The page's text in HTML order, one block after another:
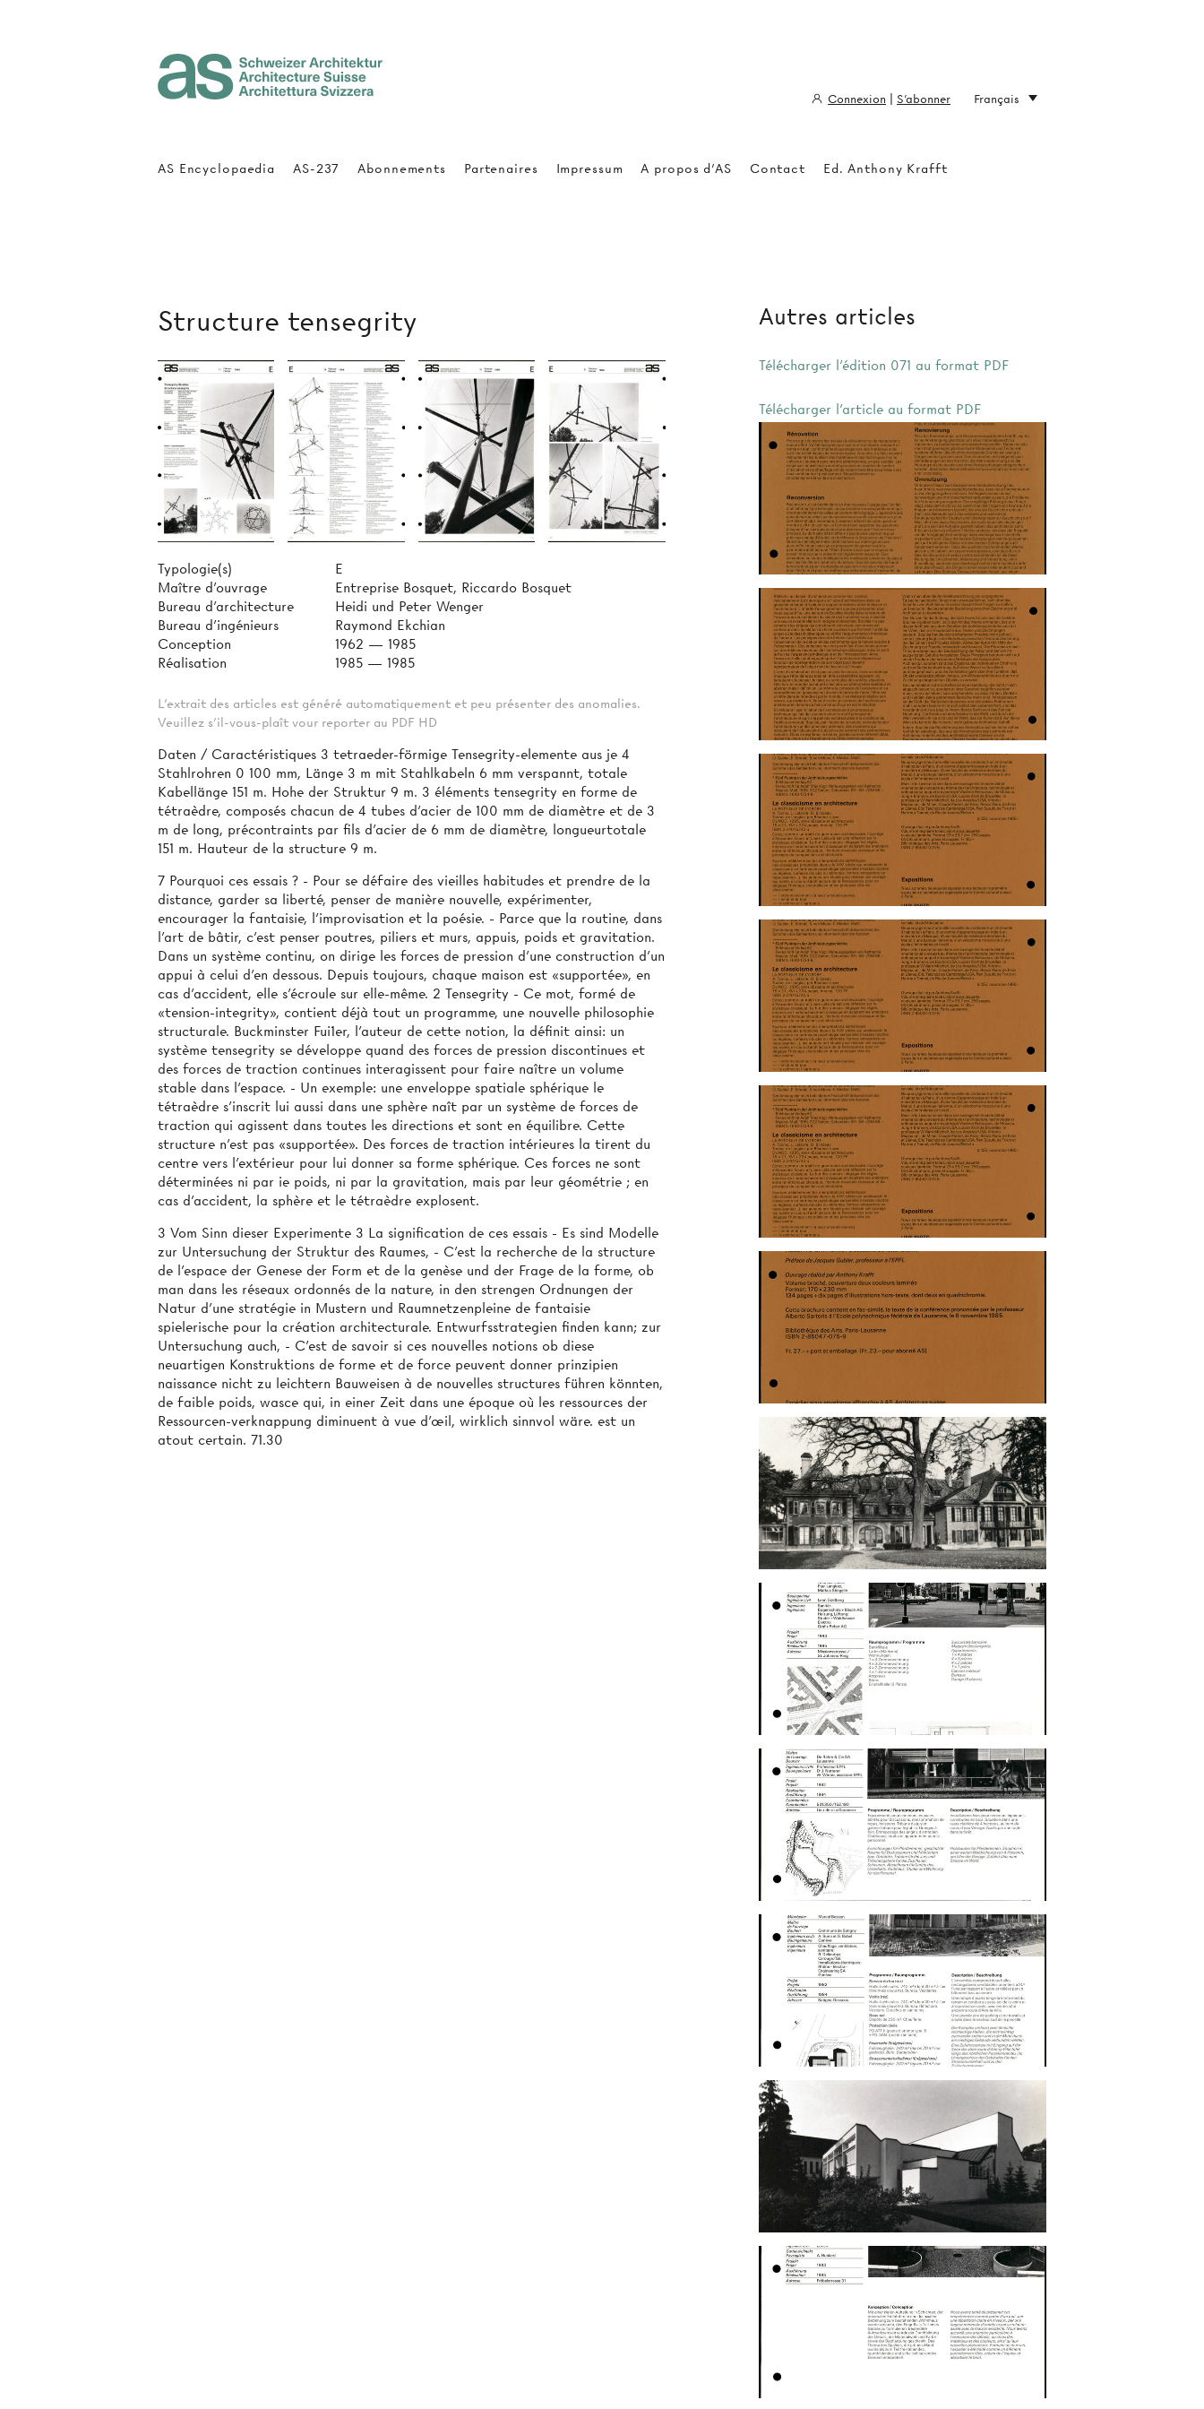
Structure tensegrity
Typologie(s)
E
Maître d'ouvrage
Entreprise Bosquet, Riccardo Bosquet
Bureau d'architecture
Heidi und Peter Wenger
Bureau d'ingénieurs
Raymond Ekchian
Conception
1962 — 1985
Réalisation
1985 — 1985
L'extrait des articles est généré automatiquement et peu présenter des anomalies.
Veuillez s'il-vous-plaît vour reporter au PDF HD
Daten / Caractéristiques 3 tetraeder-förmige Tensegrity-elemente aus je 4
Stahlrohren 0 100 mm, Länge 3 m mit Stahlkabeln 6 mm verspannt, totale
Kabellänge 151 m. Hohe der Struktur 9 m. 3 éléments tensegrity en forme de
tétraèdre, composés chacun de 4 tubes d'acier de 100 mm de diamètre et de 3
m de long, précontraints par fils d'acier de 6 mm de diamètre, longueurtotale
151 m. Hauteur de la structure 9 m.
7 Pourquoi ces essais ? - Pour se défaire des vieilles habitudes et prendre de la
distance, garder sa liberté, penser de manière nouvelle, expérimenter,
encourager la fantaisie, l'improvisation et la poésie. - Parce que la routine, dans
l'art de bâtir, c'est penser poutres, piliers et murs, appuis, poids et gravitation.
Dans un système continu, on dirige les forces de pression d'une construction d'un
appui à celui d'en dessous. Depuis toujours, chaque maison est «supportée», en
cas d'accident, elle s'écroule sur elle-même. 2 Tensegrity - Ce mot, formé de
«tension-integrity», contient déjà tout un programme, une nouvelle philosophie
structurale. Buckminster Fui1er, l'auteur de cette notion, la définit ainsi: un
système tensegrity se développe quand des forces de pression discontinues et
des forces de traction continues interagissent pour faire naître un volume
stable dans l'espace. - Un exemple: une enveloppe spatiale sphérique le
tétraèdre s'inscrit lui aussi dans une sphère naît par un système de forces de
traction qui agissent dans toutes les directions et sont en équilibre. Cette
structure n'est pas «supportée». Des forces de traction intérieures la tirent du
centre vers l'extérieur pour lui donner sa forme sphérique. Ces forces ne sont
déterminées ni par ie poids, ni par la gravitation, mais par leur géométrie ; en
cas d'accident, la sphère et le tétraèdre explosent.
3 Vom Sinn dieser Experimente 3 La signification de ces essais - Es sind Modelle
zur Untersuchung der Struktur des Raumes, - C'est la recherche de la structure
de l'espace der Genese der Form et de la genèse und der Frage de la forme, ob
man dans les réseaux ordonnés de la nature, in den strengen Ordnungen der
Natur­ d'une stratégie in Mustern und Raumnetzenpleine de fantaisie
spielerische pour la création architecturale. Entwurfsstrategien finden kann; zur
Untersuchung auch, - C'est de savoir si ces nouvelles notions ob diese
neuartigen Konstruktions­ de forme et de force peuvent donner prinzipien
naissance nicht zu leichtern Bauweisen à de nouvelles structures führen könnten,
de faible poids, wasce qui, in einer Zeit dans une époque où les ressources der
Ressourcen-verknappung diminuent à vue d'œil, wirklich sinnvol wäre. est un
atout certain. 71.30
Autres articles
Télécharger l'édition 071 au format PDF
Télécharger l'article au format PDF
AS Encyclopaedia AS-237 Abonnements Partenaires Impressum A propos d'AS Contact Ed. Anthony Krafft
Connexion S'abonner Français